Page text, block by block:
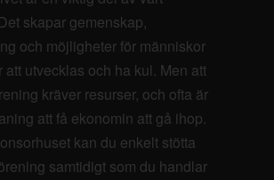
skapar gemenskap,
och möjligheter för människor
att utvecklas och ha kul. Men att
kräver resurser, och ofta är
att få ekonomin att gå ihop.
kan du enkelt stötta
samtidigt som du handlar